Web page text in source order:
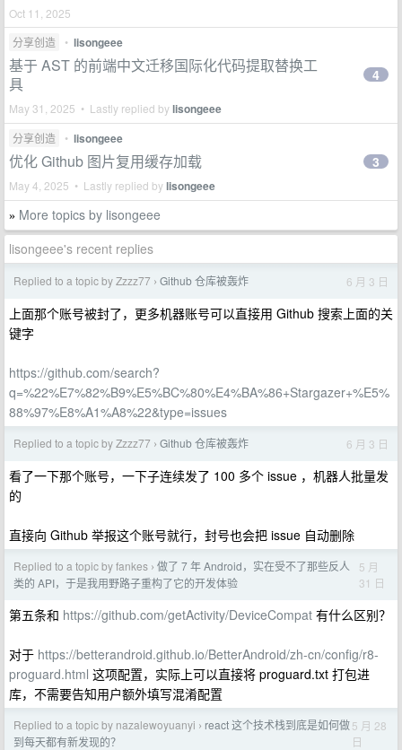
Oct 11, 2025
分享创造
• lisongeee
基于 AST 的前端中文迁移国际化代码提取替换工
具
May 31, 2025 • Lastly replied bylisongeee
4
分享创造 • lisongeee
优化 Github 图片复用缓存加载
May 4, 2025 • Lastly replied bylisongeee
3
» More topics by lisongeee
lisongeee's recent replies
Replied to a topic by Zzzz77 › Github 仓库被轰炸 6 月 3 日
上面那个账号被封了，更多机器账号可以直接用 Github 搜索上面的关
键字
https://github.com/search?
q=%22%E7%82%B9%E5%BC%80%E4%BA%86+Stargazer+%E5%
88%97%E8%A1%A8%22&type=issues
Replied to a topic by Zzzz77 › Github 仓库被轰炸 6 月 3 日
看了一下那个账号，一下子连续发了 100 多个 issue ，机器人批量发
的
直接向 Github 举报这个账号就行，封号也会把 issue 自动删除
Replied to a topic by fankes › 做了 7 年 Android，实在受不了那些反人
类的 API，于是我用野路子重构了它的开发体验
5 月
31 日
第五条和 https://github.com/getActivity/DeviceCompat 有什么区别？
对于 https://betterandroid.github.io/BetterAndroid/zh-cn/config/r8-
proguard.html 这项配置，实际上可以直接将 proguard.txt 打包进
库，不需要告知用户额外填写混淆配置
Replied to a topic by nazalewoyuanyi › react 这个技术栈到底是如何做
到每天都有新发现的？
5 月 28
日